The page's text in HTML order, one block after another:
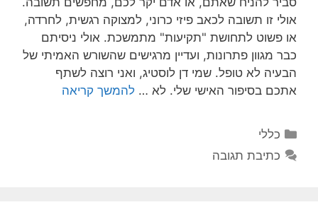
אולי זו תשובה לכאב פיזי כרוני, למצוקה רגשית, לחרדה,
או פשוט לתחושת "תקיעות" מתמשכת. אולי ניסיתם
כבר מגוון פתרונות, ועדיין מרגישים שהשורש האמיתי של
הבעיה לא טופל. שמי דן לוסטיג, ואני רוצה לשתף
אתכם בסיפור האישי שלי. לא … להמשך קריאה
קטגוריות
כללי
כתיבת תגובה